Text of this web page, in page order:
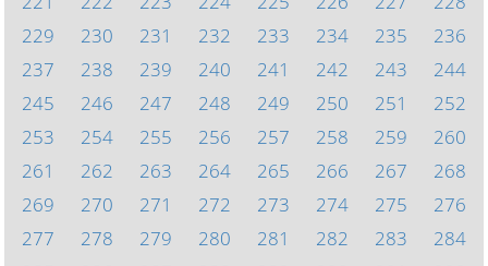
229
230 231 232 233 234 235
236
237
238 239 240 241 242 243
244
245
246 247 248 249 250 251
252
253
254 255 256 257 258 259
260
261
262 263 264 265 266 267
268
269
270 271 272 273 274 275
276
277
278 279 280 281 282 283
284